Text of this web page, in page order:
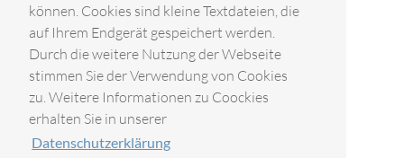
können. Cookies sind kleine Textdateien, die
auf Ihrem Endgerät gespeichert werden.
Durch die weitere Nutzung der Webseite
stimmen Sie der Verwendung von Cookies
zu. Weitere Informationen zu Coockies
erhalten Sie in unserer
Datenschutzerklärung